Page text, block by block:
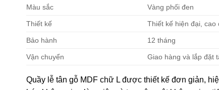
Màu sắc Vàng phối đen
Thiết kế Thiết kế hiện đại, cao
Bảo hành 12 tháng
Vận chuyển Giao hàng và lắp đặt
Quầy lễ tân gỗ MDF chữ L được thiết kế đơn giản,